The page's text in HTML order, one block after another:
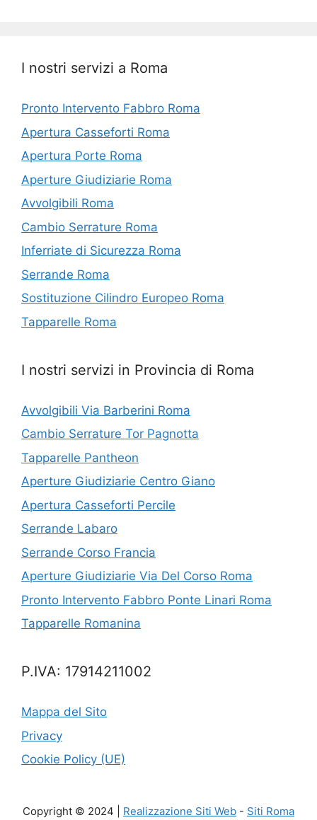
I nostri servizi a Roma
Pronto Intervento Fabbro Roma
Apertura Casseforti Roma
Apertura Porte Roma
Aperture Giudiziarie Roma
Avvolgibili Roma
Cambio Serrature Roma
Inferriate di Sicurezza Roma
Serrande Roma
Sostituzione Cilindro Europeo Roma
Tapparelle Roma
I nostri servizi in Provincia di Roma
Avvolgibili Via Barberini Roma
Cambio Serrature Tor Pagnotta
Tapparelle Pantheon
Aperture Giudiziarie Centro Giano
Apertura Casseforti Percile
Serrande Labaro
Serrande Corso Francia
Aperture Giudiziarie Via Del Corso Roma
Pronto Intervento Fabbro Ponte Linari Roma
Tapparelle Romanina
P.IVA: 17914211002
Mappa del Sito
Privacy
Cookie Policy (UE)
Copyright © 2024 | Realizzazione Siti Web - Siti Roma